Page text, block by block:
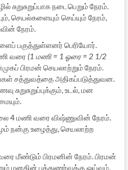
சுறுசுறுப்பாக நடைபெறும் நேரம்.
செயல்களையும் செய்யும் நேரம்,
நேரம்.
பகுத்துள்ளனர் பெரியோர்.
வரை (1 மணி = 1 ஓரை = 2 1/2
பிரமன் செயலாற்றும் நேரம்.
சத்துவத்தை அதிகப்படுத்துவன.
உடல், மன
4 மணி வரை விஷ்ணுவின் நேரம்.
நன்கு உழைத்து, செயலாற்ற
மீண்டும் பிரமனின் நேரம். பிரமன்
மனதின் புத்துணர்வுக்கு ஓய்வும்,